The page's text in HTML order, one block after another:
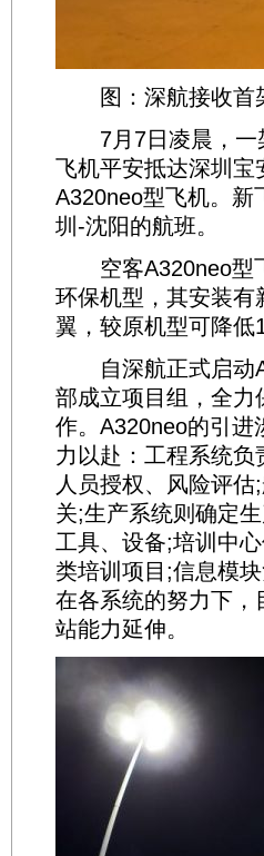
图：深航接收首
7月7日凌晨，一
飞机平安抵达深圳宝
A320neo型飞机。新
圳-沈阳的航班。
空客A320neo型飞
环保机型，其安装有
翼，较原机型可降低
自深航正式启动
部成立项目组，全力
作。A320neo的引进
力以赴：工程系统
人员授权、风险评
关;生产系统则确定
工具、设备;培训中
类培训项目;信息模
在各系统的努力下，
站能力延伸。